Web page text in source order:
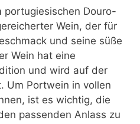
Douro-
Wein, der für
und seine süße
Wein hat eine
und wird auf der
Um Portwein in vollen
ist es wichtig, die
passenden Anlass zu